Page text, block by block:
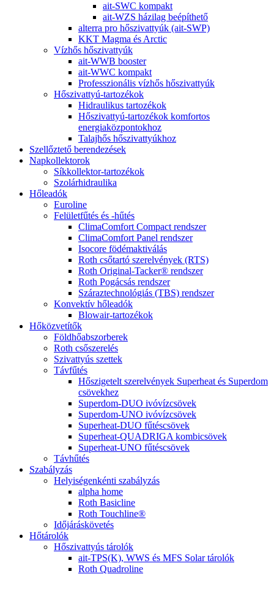
ait-SWC kompakt
ait-WZS házilag beépíthető
alterra pro hőszivattyúk (ait-SWP)
KKT Magma és Arctic
Vízhős hőszivattyúk
ait-WWB booster
ait-WWC kompakt
Professzionális vízhős hőszivattyúk
Hőszivattyú-tartozékok
Hidraulikus tartozékok
Hőszivattyú-tartozékok komfortos
energiaközpontokhoz
Talajhős hőszivattyúkhoz
Szellőztető berendezések
Napkollektorok
Síkkollektor-tartozékok
Szolárhidraulika
Hőleadók
Euroline
Felületfűtés és -hűtés
ClimaComfort Compact rendszer
ClimaComfort Panel rendszer
Isocore födémaktiválás
Roth csőtartó szerelvények (RTS)
Roth Original-Tacker® rendszer
Roth Pogácsás rendszer
Száraztechnológiás (TBS) rendszer
Konvektív hőleadók
Blowair-tartozékok
Hőközvetítők
Földhőabszorberek
Roth csőszerelés
Szivattyús szettek
Távfűtés
Hőszigetelt szerelvények Superheat és Superdom
csövekhez
Superdom-DUO ivóvízcsövek
Superdom-UNO ivóvízcsövek
Superheat-DUO fűtéscsövek
Superheat-QUADRIGA kombicsövek
Superheat-UNO fűtéscsövek
Távhűtés
Szabályzás
Helyiségenkénti szabályzás
alpha home
Roth Basicline
Roth Touchline®
Időjáráskövetés
Hőtárolók
Hőszivattyús tárolók
ait-TPS(K), WWS és MFS Solar tárolók
Roth Quadroline